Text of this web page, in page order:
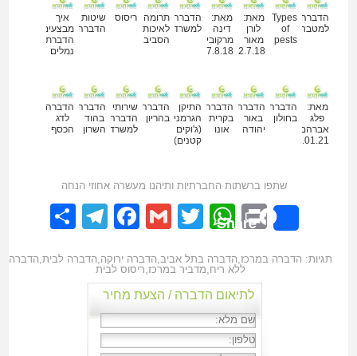
הדברה
למטבחים
Types
of
pests
מאת:
לורן
מאור
22.7.18
מאת:
דינה
מרקוביץ
27.8.18
הדברה
למשרד
תרומה
לאיכות
הסביבה
ריסוס
שיטות
הדברה
איך
מבצעים
הדברת
נמלים
מאת:
פלג
אברהם
28.01.21
הדברה
בחולון
הדברה
באור
יהודה
הדברה
בקרית
אונו
התיקן
הגרמני
(ג'וקים
קטנים)
הדברה
בהריון
שירותי
הדברה
למשרד
הדברה
בהוד
השרון
הדברה
לדג
הכסף
שתפו ברשתות החברתיות ותיהנו מעשרה אחוזי הנחה
Share
Print
WhatsApp
Twitter
Gmail
Facebook
תגיות: הדברה במרכז הדברה בתל אביב הדברה ירוקה הדברה לבית הדברה
ללא ריח מדביר במרכז ריסוס לבית
לתיאום הדברה / הצעת מחיר